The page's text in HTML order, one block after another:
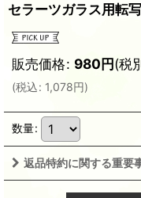
セラーツガラス用転
販売価格: 980円(税
(税込: 1,078円)
数量:
返品特約に関する重要